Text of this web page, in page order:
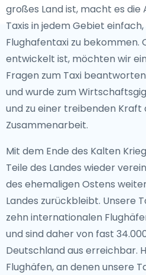
großes Land ist, macht es
Taxis in jedem Gebiet
Flughafentaxi zu bekommen.
entwickelt ist, möchten wir
Fragen zum Taxi
und wurde zum
und zu einer treibenden Kraft
Zusammenarbeit.
Mit dem Ende des Kalten
Teile des Landes wieder
des ehemaligen Ostens
Landes zurückbleibt. Unsere
zehn internationalen
und sind daher von fast
Deutschland aus erreichbar.
Flughäfen, an denen unsere